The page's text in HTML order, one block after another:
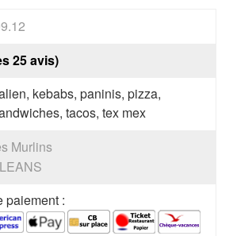
25 avis)
kebabs, paninis, pizza,
tacos, tex mex
Murlins
paiement :